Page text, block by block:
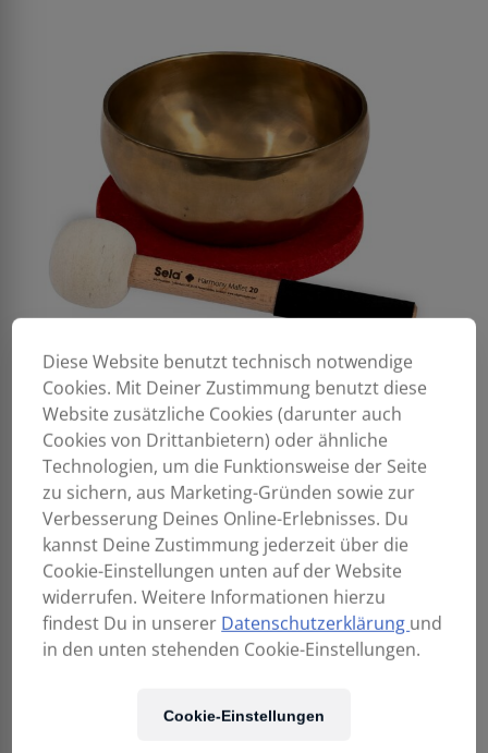
Diese Website benutzt technisch notwendige
Cookies. Mit Deiner Zustimmung benutzt diese
Website zusätzliche Cookies (darunter auch
Cookies von Drittanbietern) oder ähnliche
Technologien, um die Funktionsweise der Seite
zu sichern, aus Marketing-Gründen sowie zur
Verbesserung Deines Online-Erlebnisses. Du
kannst Deine Zustimmung jederzeit über die
Cookie-Einstellungen unten auf der Website
widerrufen. Weitere Informationen hierzu
findest Du in unserer Datenschutzerklärung und
in den unten stehenden Cookie-Einstellungen.
Cookie-Einstellungen